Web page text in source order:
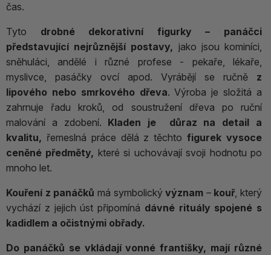
čas.
Tyto drobné dekorativní figurky – panáčci
představující nejrůznější postavy, jako jsou kominíci,
sněhuláci, andělé i různé profese - pekaře, lékaře,
myslivce, pasáčky ovcí apod. Vyrábějí se ručně z
lipového nebo smrkového dřeva. Výroba je složitá a
zahrnuje řadu kroků, od soustružení dřeva po ruční
malování a zdobení. Kladen je důraz na detail a
kvalitu, řemeslná práce dělá z těchtofigurek vysoce
ceněné předměty, které si uchovávají svoji hodnotu po
mnoho let.
Kouření z panáčků má symbolickývýznam – kouř, který
vychází z jejich úst připomíná dávné rituály spojené s
kadidlem a očistnými obřady.
Do panáčků se vkládají vonné františky, mají různé